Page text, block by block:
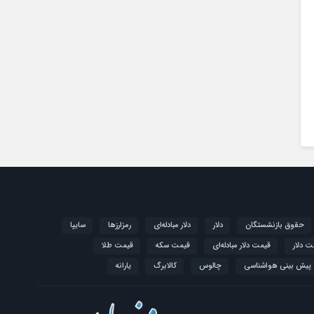
حقوق بازنشستگان دلار دلار مبادله‌ای رمزارزها
سایپا
دلار قیمت دلار مبادله‌ای قیمت سکه
قیمت طلا
پیش بینی هواشناسی چالوس کالابرگ یارانه